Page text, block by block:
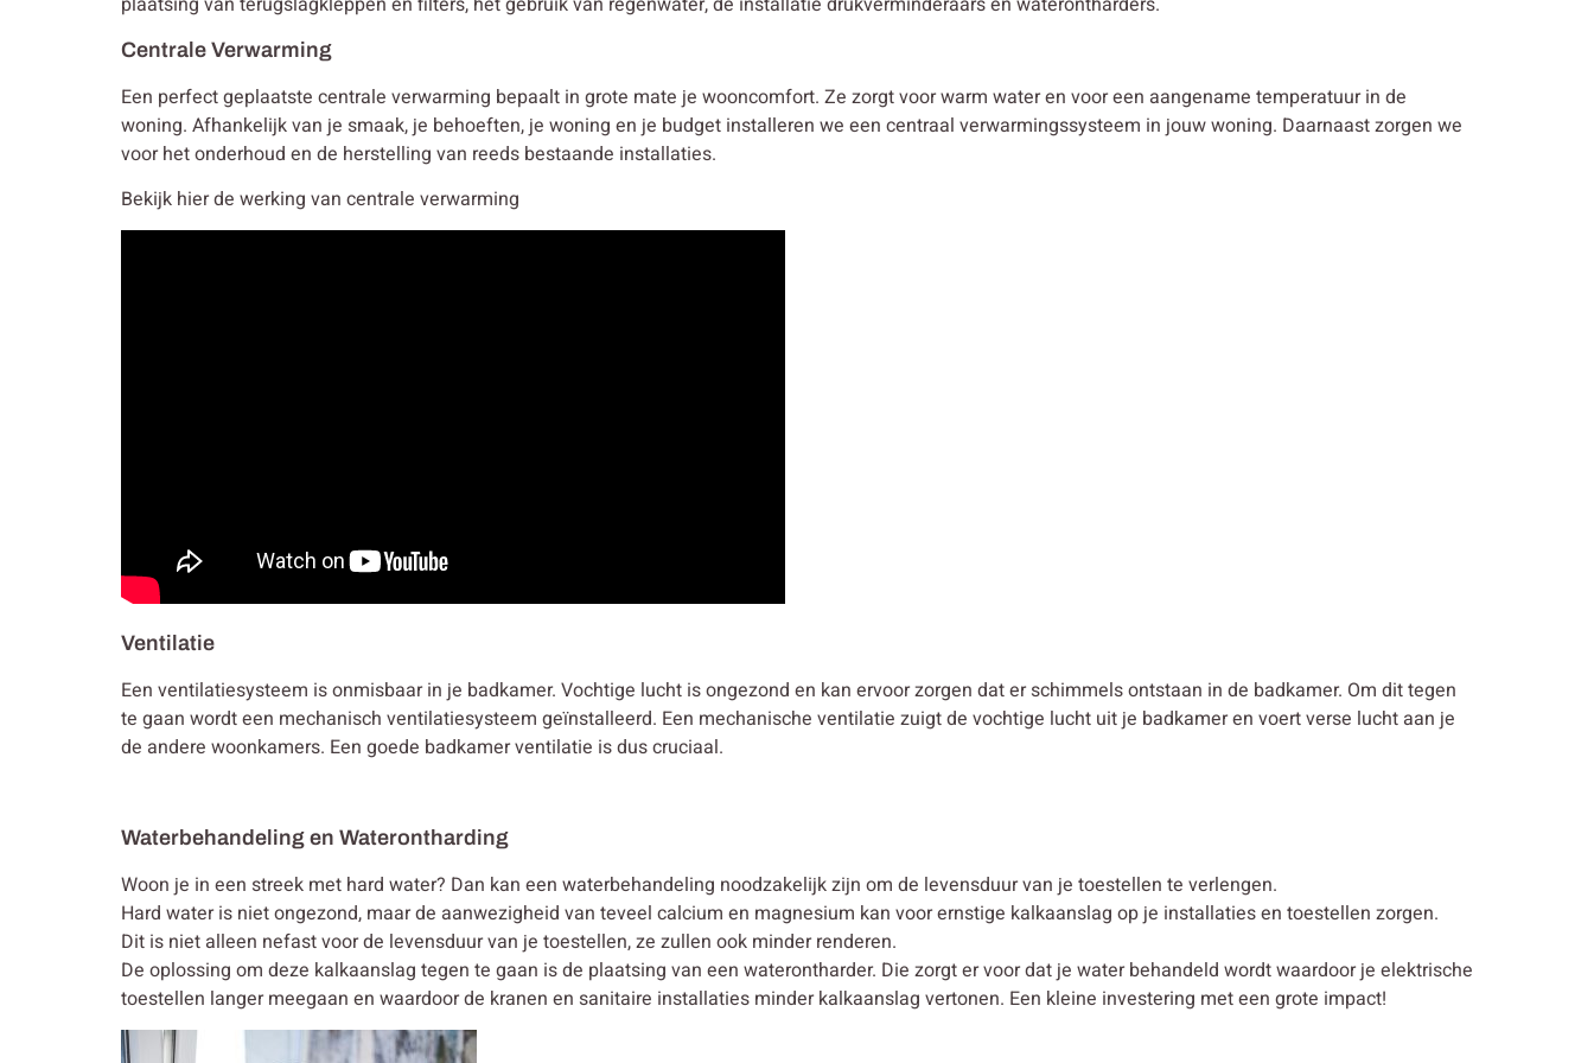
Centrale Verwarming
Een perfect geplaatste centrale verwarming bepaalt in grote mate je wooncomfort. Ze zorgt voor warm water en voor een aangename temperatuur in de
woning. Afhankelijk van je smaak, je behoeften, je woning en je budget installeren we een centraal verwarmingssysteem in jouw woning. Daarnaast zorgen we
voor het onderhoud en de herstelling van reeds bestaande installaties.
Bekijk hier de werking van centrale verwarming
Ventilatie
Een ventilatiesysteem is onmisbaar in je badkamer. Vochtige lucht is ongezond en kan ervoor zorgen dat er schimmels ontstaan in de badkamer. Om dit tegen
te gaan wordt een mechanisch ventilatiesysteem geïnstalleerd. Een mechanische ventilatie zuigt de vochtige lucht uit je badkamer en voert verse lucht aan je
de andere woonkamers. Een goede badkamer ventilatie is dus cruciaal.
Waterbehandeling en Waterontharding
Woon je in een streek met hard water? Dan kan een waterbehandeling noodzakelijk zijn om de levensduur van je toestellen te verlengen.
Hard water is niet ongezond, maar de aanwezigheid van teveel calcium en magnesium kan voor ernstige kalkaanslag op je installaties en toestellen zorgen.
Dit is niet alleen nefast voor de levensduur van je toestellen, ze zullen ook minder renderen.
De oplossing om deze kalkaanslag tegen te gaan is de plaatsing van een waterontharder. Die zorgt er voor dat je water behandeld wordt waardoor je elektrische
toestellen langer meegaan en waardoor de kranen en sanitaire installaties minder kalkaanslag vertonen. Een kleine investering met een grote impact!